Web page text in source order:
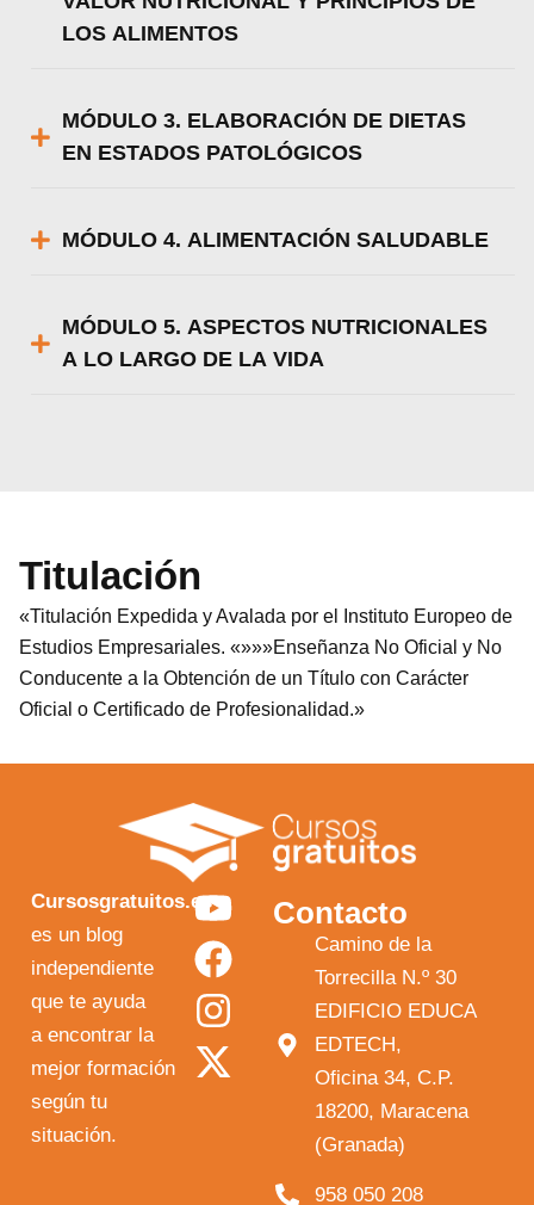
LOS ALIMENTOS
MÓDULO 3. ELABORACIÓN DE DIETAS
EN ESTADOS PATOLÓGICOS
MÓDULO 4. ALIMENTACIÓN SALUDABLE
MÓDULO 5. ASPECTOS NUTRICIONALES
A LO LARGO DE LA VIDA
Titulación
«Titulación Expedida y Avalada por el Instituto Europeo de
Estudios Empresariales. «»»»Enseñanza No Oficial y No
Conducente a la Obtención de un Título con Carácter
Oficial o Certificado de Profesionalidad.»
Cursosgratuitos.es
es un blog
independiente
que te ayuda
a encontrar la
mejor formación
según tu
situación.
Y
o
u
t
u
F
a
c
e
b
I
n
s
t
a
X
-
t
w
i
Contacto
Camino de la
Torrecilla N.º 30
EDIFICIO EDUCA
EDTECH,
Oficina 34, C.P.
18200, Maracena
(Granada)
958 050 208